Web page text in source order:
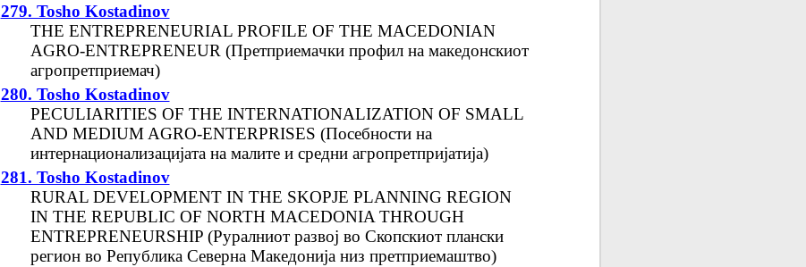
279. Tosho Kostadinov
THE ENTREPRENEURIAL PROFILE OF THE MACEDONIAN
AGRO-ENTREPRENEUR (Претприемaчки профил на македонскиот
агропретприемач)
280. Tosho Kostadinov
PECULIARITIES OF THE INTERNATIONALIZATION OF SMALL
AND MEDIUM AGRO-ENTERPRISES (Посебности на
интернационализацијата на малите и средни агропретпријатија)
281. Tosho Kostadinov
RURAL DEVELOPMENT IN THE SKOPJE PLANNING REGION
IN THE REPUBLIC OF NORTH MACEDONIA THROUGH
ENTREPRENEURSHIP (Руралниот развој во Скопскиот плански
регион во Република Северна Македонија низ претприемаштво)